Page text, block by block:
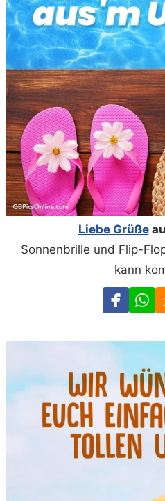
Liebe Grüße
Sonnenbrille und Flip-
kann